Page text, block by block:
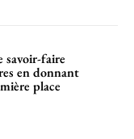
savoir-faire
en donnant
place